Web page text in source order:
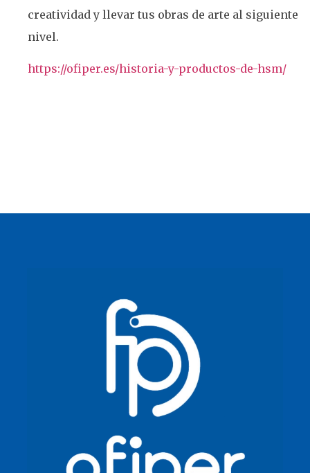
creatividad y llevar tus obras de arte al siguiente
nivel.
https://ofiper.es/historia-y-productos-de-hsm/